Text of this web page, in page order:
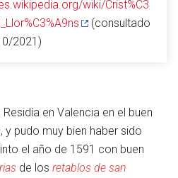
Vigilar
wiki/Crist%C3
(consultado
2021)
en Valencia en el buen
pudo muy bien haber sido
el año de 1591 con buen
de los retablos de san